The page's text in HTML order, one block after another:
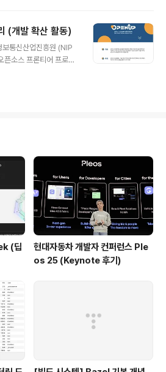
그래도 일단 거기서 약
다.업무금요일에 휴가를
했다. 이틀을 회사에 나
팀과 준비를 위해 여
(개발 확산 활동)
보통신산업진흥원 (NIP
소스 프론티어 프로그
사업으로 아쉽게도 올
다. 물론 이 프로그램이
지만 보고에 대한 강박
까 걱정이 된다. 올해의
정리하는 셈 치고 간단
기고가 많이 있었고 LG
..
(딥
현대자동차 개발자 컨퍼런스 Ple
os 25 (Keynote 후기)